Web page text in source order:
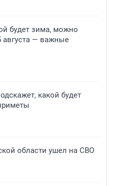
будет зима, можно
августа — важные
какой будет
области ушел на СВО